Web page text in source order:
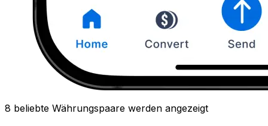
8 beliebte Währungspaare werden angezeigt